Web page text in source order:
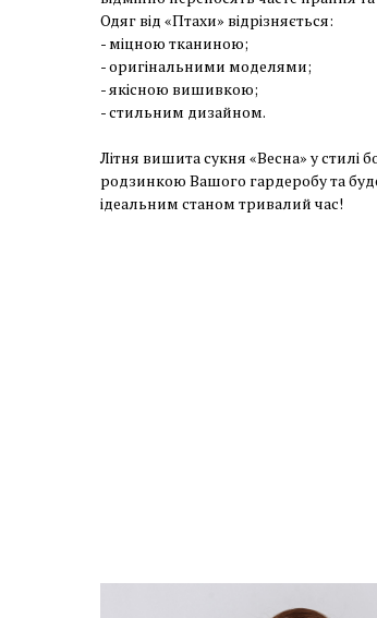
Одяг від «Птахи» відрізняється:
- міцною тканиною;
- оригінальними моделями;
- якісною вишивкою;
- стильним дизайном.
Літня вишита сукня «Весна» у стилі
родзинкою Вашого гардеробу та
ідеальним станом тривалий час!